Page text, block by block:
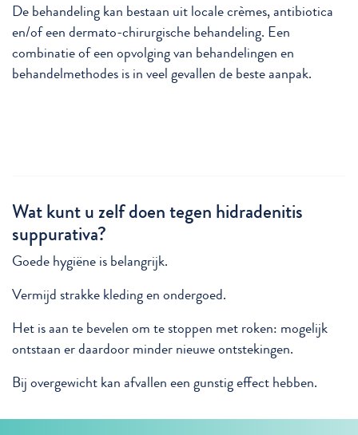
De behandeling kan bestaan uit locale crèmes, antibiotica
en/of een dermato-chirurgische behandeling. Een
combinatie of een opvolging van behandelingen en
behandelmethodes is in veel gevallen de beste aanpak.
Wat kunt u zelf doen tegen hidradenitis
suppurativa?
Goede hygiëne is belangrijk.
Vermijd strakke kleding en ondergoed.
Het is aan te bevelen om te stoppen met roken: mogelijk
ontstaan er daardoor minder nieuwe ontstekingen.
Bij overgewicht kan afvallen een gunstig effect hebben.